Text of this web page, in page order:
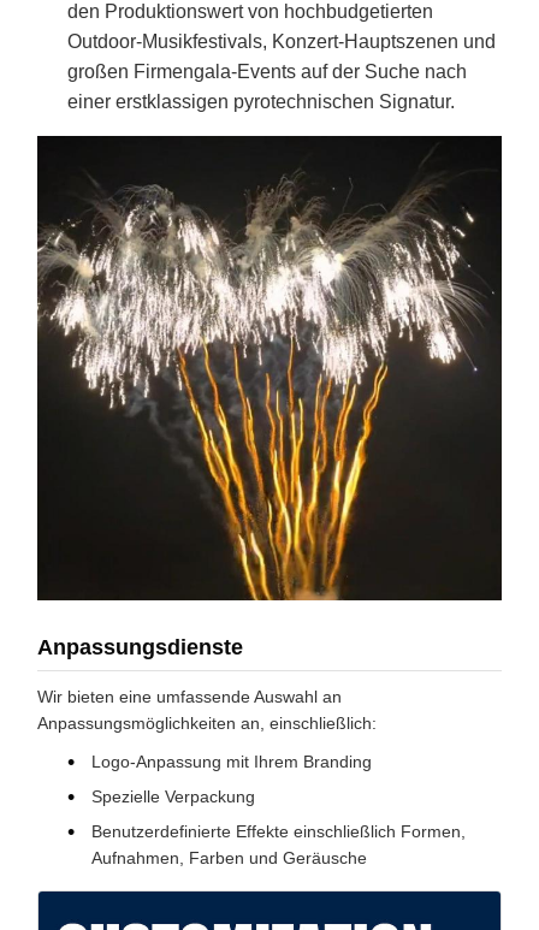
den Produktionswert von hochbudgetierten
Outdoor-Musikfestivals, Konzert-Hauptszenen und
großen Firmengala-Events auf der Suche nach
einer erstklassigen pyrotechnischen Signatur.
Anpassungsdienste
Wir bieten eine umfassende Auswahl an
Anpassungsmöglichkeiten an, einschließlich:
Logo-Anpassung mit Ihrem Branding
Spezielle Verpackung
Benutzerdefinierte Effekte einschließlich Formen,
Aufnahmen, Farben und Geräusche